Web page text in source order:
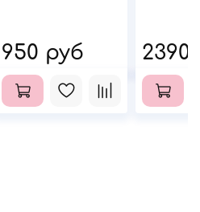
950 руб 2390